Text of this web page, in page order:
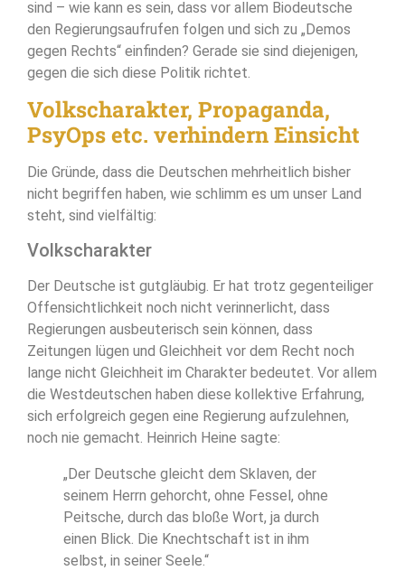
sind – wie kann es sein, dass vor allem Biodeutsche
den Regierungsaufrufen folgen und sich zu „Demos
gegen Rechts“ einfinden? Gerade sie sind diejenigen,
gegen die sich diese Politik richtet.
Volkscharakter, Propaganda,
PsyOps etc. verhindern Einsicht
Die Gründe, dass die Deutschen mehrheitlich bisher
nicht begriffen haben, wie schlimm es um unser Land
steht, sind vielfältig:
Volkscharakter
Der Deutsche ist gutgläubig. Er hat trotz gegenteiliger
Offensichtlichkeit noch nicht verinnerlicht, dass
Regierungen ausbeuterisch sein können, dass
Zeitungen lügen und Gleichheit vor dem Recht noch
lange nicht Gleichheit im Charakter bedeutet. Vor allem
die Westdeutschen haben diese kollektive Erfahrung,
sich erfolgreich gegen eine Regierung aufzulehnen,
noch nie gemacht. Heinrich Heine sagte:
„Der Deutsche gleicht dem Sklaven, der
seinem Herrn gehorcht, ohne Fessel, ohne
Peitsche, durch das bloße Wort, ja durch
einen Blick. Die Knechtschaft ist in ihm
selbst, in seiner Seele.“